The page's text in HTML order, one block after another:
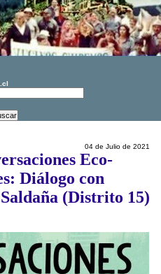
04 de Julio de 2021
Eco-
Diálogo con
(Distrito 15)